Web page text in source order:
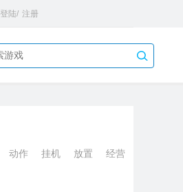
登陆/ 注册
动作 挂机 放置
经营